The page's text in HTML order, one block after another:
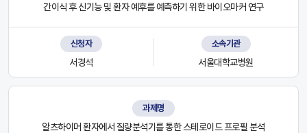
간이식 후 신기능 및 환자 예후를 예측하기 위한 바이오마커 연구
신청자
서경석
소속기관
서울대학교병원
과제명
알츠하이머 환자에서 질량분석기를 통한 스테로이드 프로필 분석